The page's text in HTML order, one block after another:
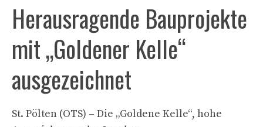
Herausragende Bauprojekte
mit „Goldener Kelle“
ausgezeichnet
St. Pölten (OTS) – Die „Goldene Kelle“, hohe